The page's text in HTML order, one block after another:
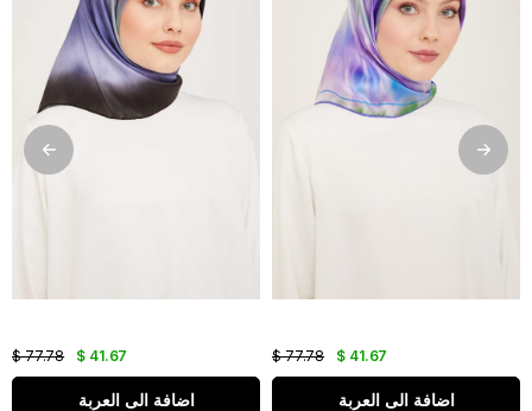
$ 41.67
$ 77.78
اضافة الى العربة
$ 41.67
$ 77.78
اضافة الى العربة